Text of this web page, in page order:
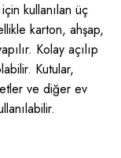
kullanılan üç
karton, ahşap,
Kolay açılıp
Kutular,
ve diğer ev